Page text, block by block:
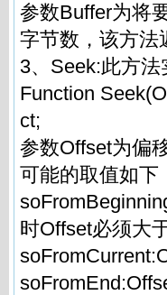
参数Buffer为将
字节数，该方法
3、Seek:此方
Function
ct;
参数Offset为偏
可能的取值如下
时Offset必须大